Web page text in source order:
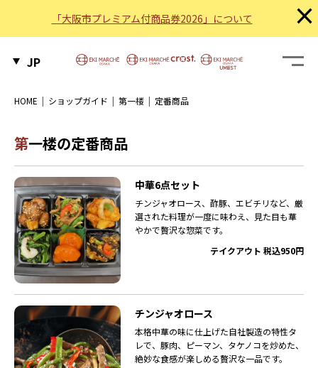
「大阪市プレミアム付商品券2026」について ×
JP
HOME ショップガイド 第一楼 定番商品
第一楼の定番商品
中華6点セット
チンジャオロース、酢豚、エビチリなど、厳
選された料理が一度に味わえ、見た目も華
やかで贅沢な惣菜です。
テイクアウト 税込950円
チンジャオロース
本格中華の味に仕上げた自社製造の特性タ
レで、豚肉、ピーマン、タケノコを炒めた、
絶妙な食感が楽しめる贅沢な一品です。